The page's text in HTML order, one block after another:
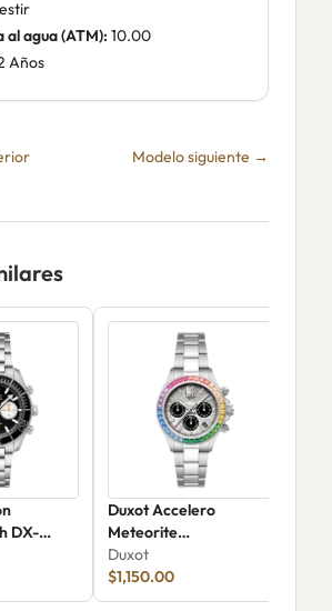
al agua (ATM): 10.00
Años
Modelo siguiente →
DX-
Duxot Accelero
Meteorite
Chronograph Limited
Edition DX-2071-22
Duxot
$1,150.00